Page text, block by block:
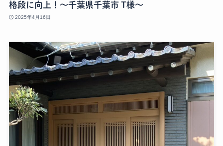
格段に向上！～千葉県千葉市 T様～
2025年4月16日